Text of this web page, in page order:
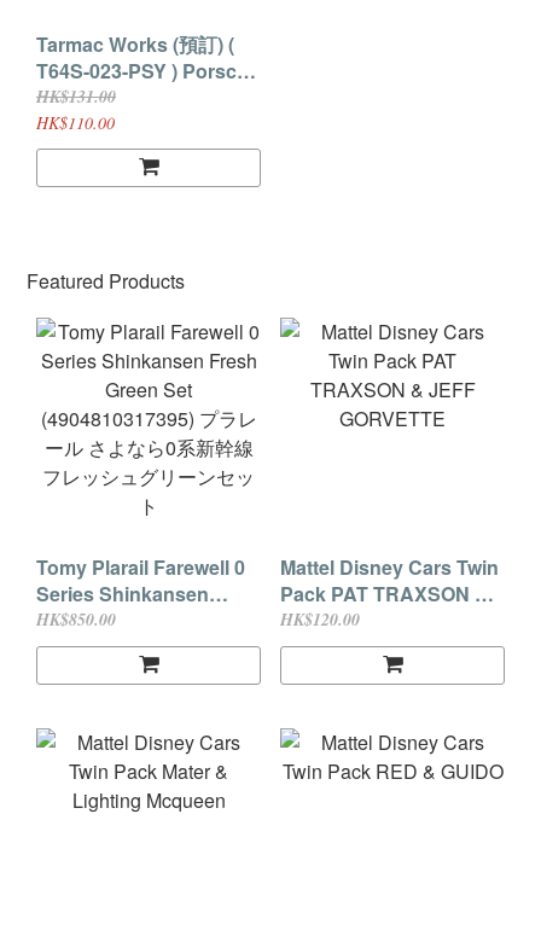
Tarmac Works (預訂) (
T64S-023-PSY ) Porsche
911 2.8 RSR
Psychodelic
9581677370715 原價
HKD131 預訂價HKD110
HK$131.00
HK$110.00
Featured Products
Tomy Plarail Farewell 0
Series Shinkansen
Fresh Green Set
(4904810317395) プラレ
ール さよなら0系新幹線
ト
HK$850.00
Mattel Disney Cars Twin
Pack PAT TRAXSON &
JEFF GORVETTE
HK$120.00